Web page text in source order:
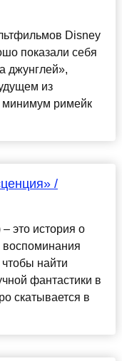
Disney
показали себя
джунглей»,
из
минимум римейк
/
это история о
воспоминания
чтобы найти
фантастики в
скатывается в